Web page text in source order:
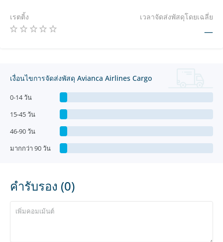
เรตติ้ง เวลาจัดส่งพัสดุโดยเฉลี่ย
—
เงื่อนไขการจัดส่งพัสดุ Avianca Airlines Cargo
0-14 วัน
15-45 วัน
46-90 วัน
มากกว่า 90 วัน
คำรับรอง (0)